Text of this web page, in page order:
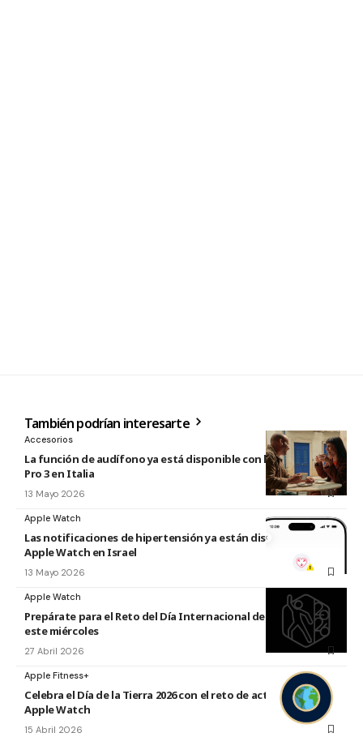
También podrían interesarte
Accesorios
La función de audífono ya está disponible con los AirPods
Pro 3 en Italia
13 Mayo 2026
Apple Watch
Las notificaciones de hipertensión ya están disponibles en el
Apple Watch en Israel
13 Mayo 2026
Apple Watch
Prepárate para el Reto del Día Internacional de la Danza 2026
este miércoles
27 Abril 2026
Apple Fitness+
Celebra el Día de la Tierra 2026 con el reto de actividad de
Apple Watch
15 Abril 2026